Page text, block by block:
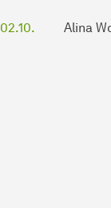
02.10. Alina